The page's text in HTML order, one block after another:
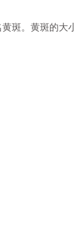
斑。黄斑的大